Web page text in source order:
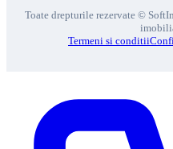
Toate drepturile rezervate ©
Termeni si conditii